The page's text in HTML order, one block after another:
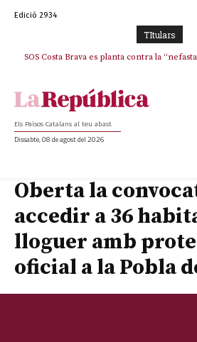
Edició 2934
TItulars
SOS Costa Brava es planta contra la
Els Països Catalans al teu abast
Dissabte, 08 de agost del 2026
Oberta la
accedir a 36
lloguer amb
oficial a la Pobla